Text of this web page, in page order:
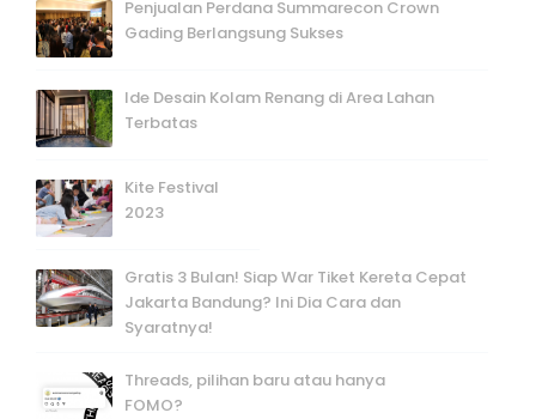
Penjualan Perdana Summarecon Crown
Gading Berlangsung Sukses
Ide Desain Kolam Renang di Area Lahan
Terbatas
Kite Festival
2023
Gratis 3 Bulan! Siap War Tiket Kereta Cepat
Jakarta Bandung? Ini Dia Cara dan
Syaratnya!
Threads, pilihan baru atau hanya
FOMO?